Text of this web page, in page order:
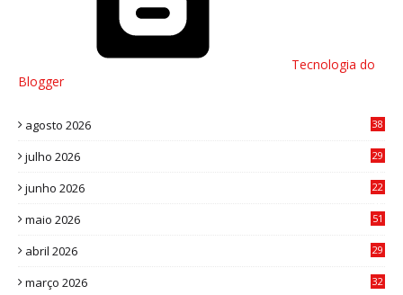
Tecnologia do
Blogger
agosto 2026 38
julho 2026
29
junho 2026
22
maio 2026
51
abril 2026
29
março 2026
32